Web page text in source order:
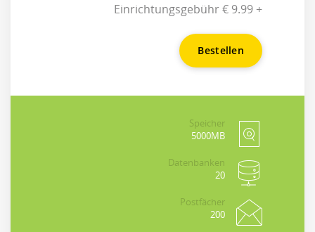
+ 9.99 € Einrichtungsgebühr
Bestellen
Speicher
5000MB
Datenbanken
20
Postfächer
200